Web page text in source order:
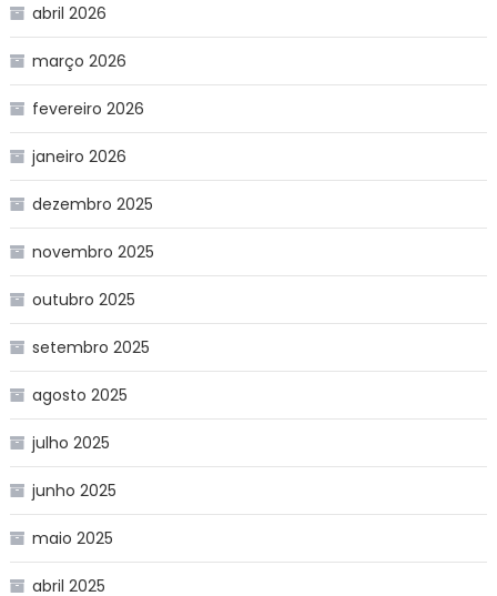
abril 2026
março 2026
fevereiro 2026
janeiro 2026
dezembro 2025
novembro 2025
outubro 2025
setembro 2025
agosto 2025
julho 2025
junho 2025
maio 2025
abril 2025